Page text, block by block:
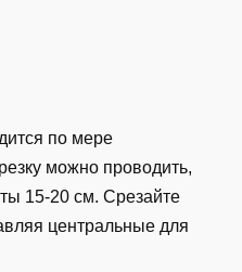
по мере
можно проводить,
15-20 см. Срезайте
центральные для